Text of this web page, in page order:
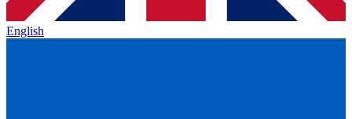
English